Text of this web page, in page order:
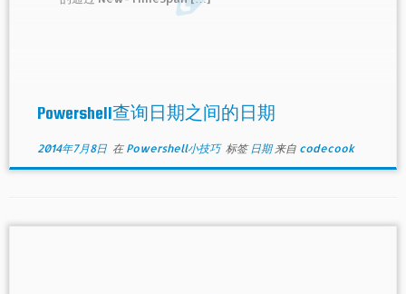
Powershell查询日期之间的日期
2014年7月8日在 Powershell小技巧 标签 日期来自 codecook